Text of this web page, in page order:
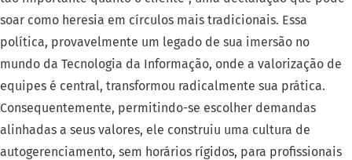
soar como heresia em círculos mais tradicionais. Essa
política, provavelmente um legado de sua imersão no
mundo da Tecnologia da Informação, onde a valorização de
equipes é central, transformou radicalmente sua prática.
Consequentemente, permitindo-se escolher demandas
alinhadas a seus valores, ele construiu uma cultura de
autogerenciamento, sem horários rígidos, para profissionais